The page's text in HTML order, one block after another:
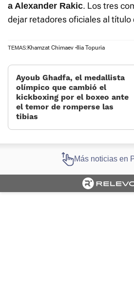
a Alexander Rakic. Los tres
dejar retadores oficiales al título
TEMAS: Khamzat Chimaev Ilia Topuria
Ayoub Ghadfa, el medallista
olímpico que cambió el
kickboxing por el boxeo ante
el temor de romperse las
tibias
Más noticias en